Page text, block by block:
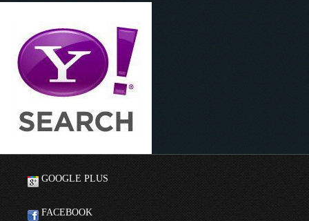
GOOGLE PLUS
FACEBOOK